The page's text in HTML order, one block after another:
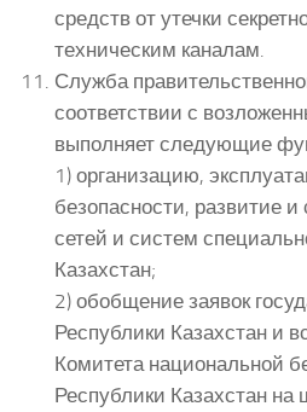
средств от утечки
техническим каналам.
Служба
соответствии с
выполняет следующие
1) организацию,
безопасности, развитие
сетей и систем
Казахстан;
2) обобщение заявок
Республики Казахстан и
Комитета национальной
Республики Казахстан